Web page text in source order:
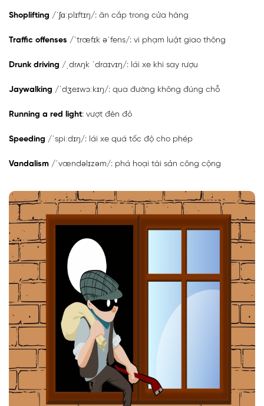
Shoplifting /ˈʃɑːplɪftɪŋ/: ăn cắp trong cửa hàng
Traffic offenses /ˈtræfɪk əˈfens/: vi phạm luật giao thông
Drunk driving /ˌdrʌŋk ˈdraɪvɪŋ/: lái xe khi say rượu
Jaywalking /ˈdʒeɪwɔːkɪŋ/: qua đường không đúng chỗ
Running a red light: vượt đèn đỏ
Speeding /ˈspiːdɪŋ/: lái xe quá tốc độ cho phép
Vandalism /ˈvændəlɪzəm/: phá hoại tài sản công cộng